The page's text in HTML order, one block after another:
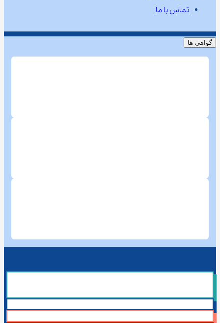
تماس با ما
گواهی ها